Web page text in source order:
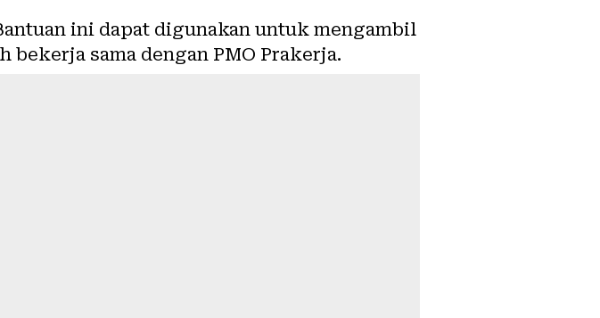
ini dapat digunakan untuk mengambil
sama dengan PMO Prakerja.